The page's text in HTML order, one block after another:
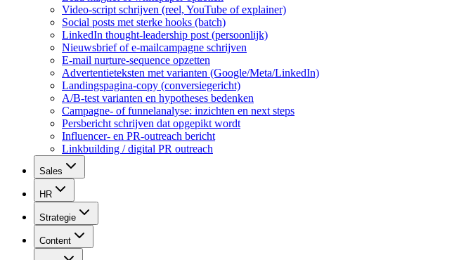
Video-script schrijven (reel, YouTube of explainer)
Social posts met sterke hooks (batch)
LinkedIn thought-leadership post (persoonlijk)
Nieuwsbrief of e-mailcampagne schrijven
E-mail nurture-sequence opzetten
Advertentieteksten met varianten (Google/Meta/LinkedIn)
Landingspagina-copy (conversiegericht)
A/B-test varianten en hypotheses bedenken
Campagne- of funnelanalyse: inzichten en next steps
Persbericht schrijven dat opgepikt wordt
Influencer- en PR-outreach bericht
Linkbuilding / digital PR outreach
Sales
HR
Strategie
Content